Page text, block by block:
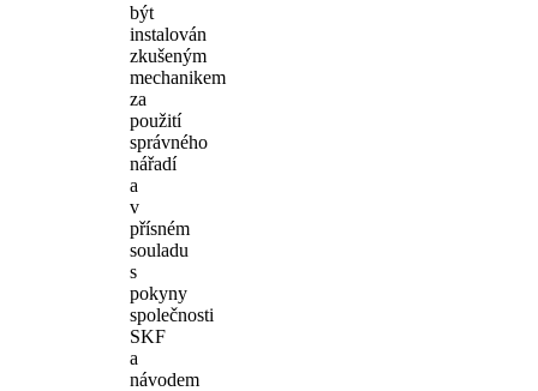
být
instalován
zkušeným
mechanikem
za
použití
správného
nářadí
a
v
přísném
souladu
s
pokyny
společnosti
SKF
a
návodem